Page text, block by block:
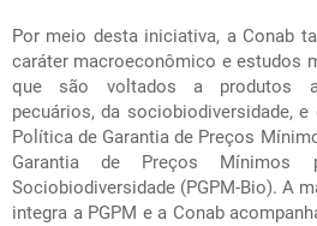
Por meio desta iniciativa, a Conab
caráter macroeconômico e estudos
que são voltados a produtos
pecuários, da sociobiodiversidade,
Política de Garantia de Preços
Garantia de Preços
Sociobiodiversidade (PGPM-Bio). A
integra a PGPM e a Conab